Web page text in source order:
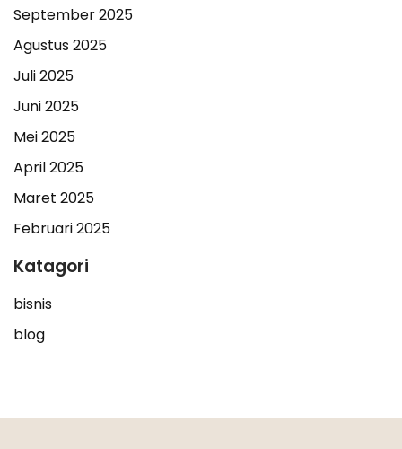
September 2025
Agustus 2025
Juli 2025
Juni 2025
Mei 2025
April 2025
Maret 2025
Februari 2025
Katagori
bisnis
blog